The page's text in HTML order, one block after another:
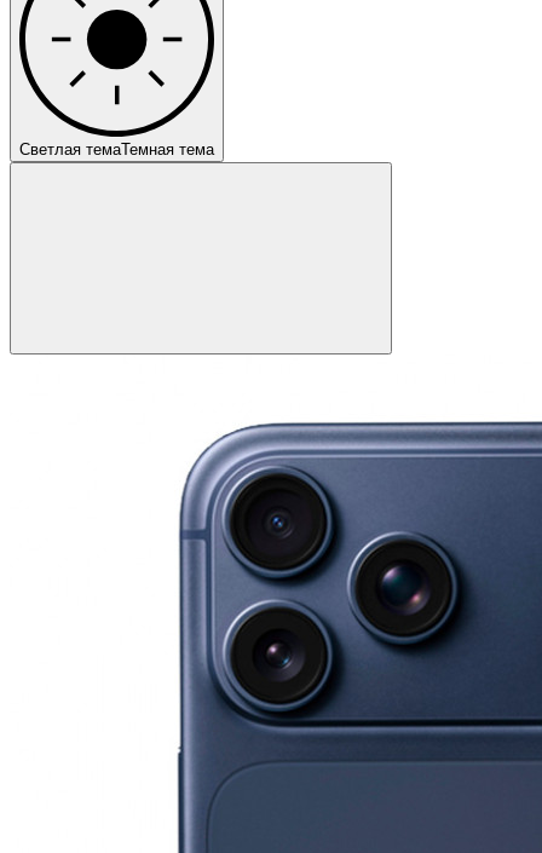
Светлая темаТемная тема